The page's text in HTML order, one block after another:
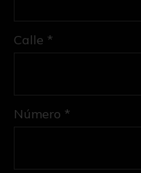
Calle *
Número *